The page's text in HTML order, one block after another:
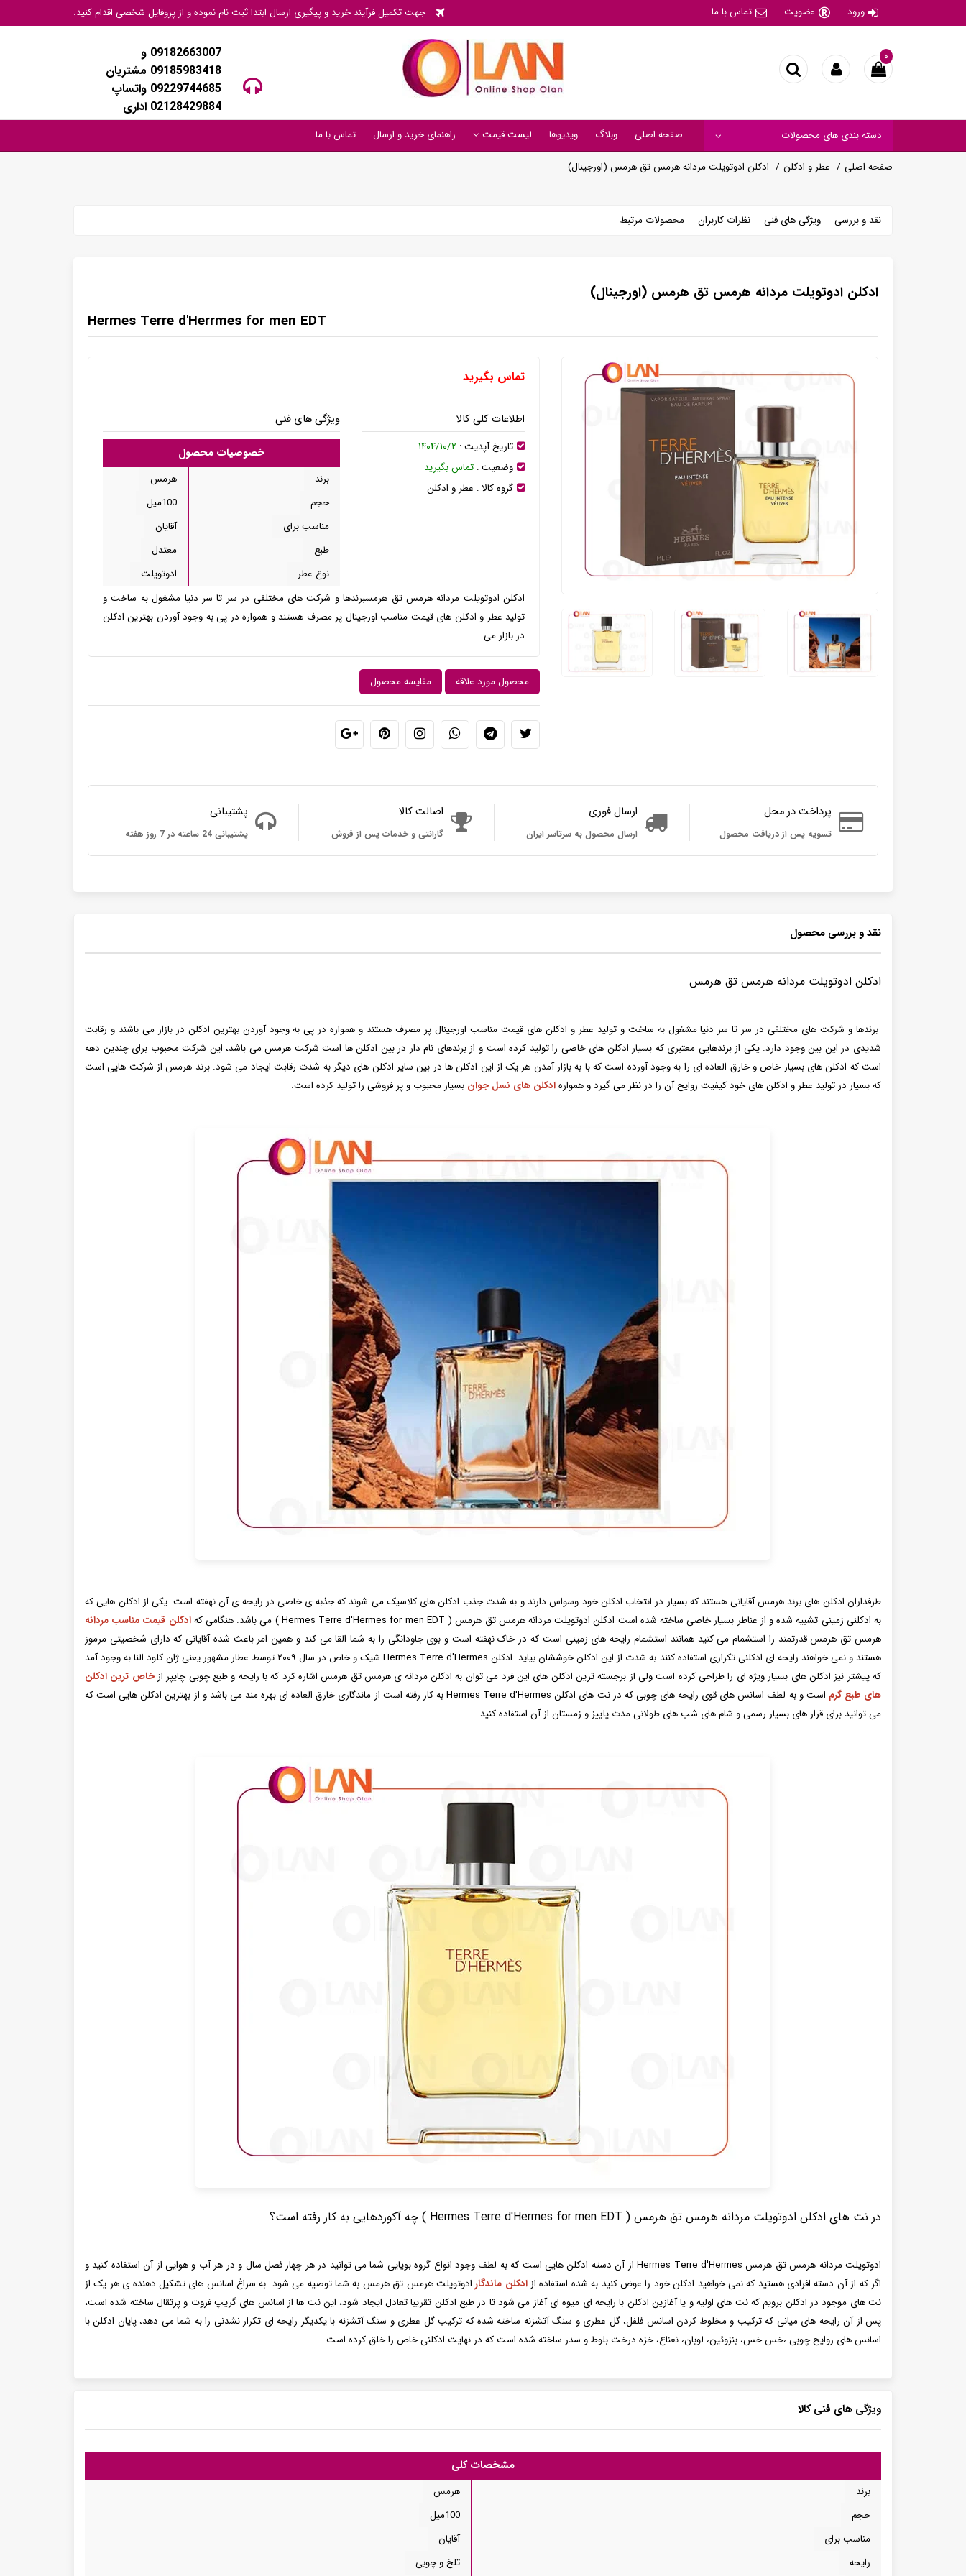
ورود عضویت تماس با ما جهت تکمیل فرآیند خرید و پیگیری ارسال ابتدا ثبت نام نموده و از پروفایل شخصی اقدام کنید.
09182663007 و
09185983418 مشتریان
09229744685 واتساپ
02128429884 اداری
۰
صفحه اصلی وبلاگ ویدیوها لیست قیمت راهنمای خرید و ارسال تماس با ما دسته بندی های محصولات
صفحه اصلی عطر و ادکلن ادکلن ادوتویلت مردانه هرمس تق هرمس (اورجینال)
نقد و بررسی ویژگی های فنی نظرات کاربران محصولات مرتبط
ادکلن ادوتویلت مردانه هرمس تق هرمس (اورجینال)
Hermes Terre d'Herrmes for men EDT
تماس بگیرید
اطلاعات کلی کالا
تاریخ آپدیت : ۱۴۰۴/۱۰/۲
وضعیت : تماس بگیرید
گروه کالا : عطر و ادکلن
ویژگی های فنی
خصوصیات محصول
برند
هرمس
حجم
100میل
مناسب برای
آقایان
طبع
معتدل
نوع عطر
ادوتویلت
ادکلن ادوتویلت مردانه هرمس تق هرمسبرندها و شرکت های مختلفی در سر تا سر دنیا مشغول به ساخت و
تولید عطر و ادکلن های قیمت مناسب اورجینال پر مصرف هستند و همواره در پی به وجود آوردن بهترین ادکلن
در بازار می
محصول مورد علاقه مقایسه محصول
پرداخت در محل
تسویه پس از دریافت محصول
ارسال فوری
ارسال محصول به سرتاسر ایران
اصالت کالا
گارانتی و خدمات پس از فروش
پشتیبانی
پشتیبانی 24 ساعته در 7 روز هفته
نقد و بررسی محصول
ادکلن ادوتویلت مردانه هرمس تق هرمس
برندها و شرکت های مختلفی در سر تا سر دنیا مشغول به ساخت و تولید عطر و ادکلن های قیمت مناسب اورجینال پر مصرف هستند و همواره در پی به وجود آوردن بهترین ادکلن در بازار می باشند و رقابت
شدیدی در این بین وجود دارد. یکی از برندهایی معتبری که بسیار ادکلن های خاصی را تولید کرده است و از برندهای نام دار در بین ادکلن ها است شرکت هرمس می باشد، این شرکت محبوب برای چندین دهه
است که ادکلن های بسیار خاص و خارق العاده ای را به وجود آورده است که با به بازار آمدن هر یک از این ادکلن ها در بین سایر ادکلن های دیگر به شدت رقابت ایجاد می شود. برند هرمس از شرکت هایی است
که بسیار در تولید عطر و ادکلن های خود کیفیت روایح آن را در نظر می گیرد و هموارهادکلن های نسل جوان بسیار محبوب و پر فروشی را تولید کرده است.
طرفداران ادکلن های برند هرمس آقایانی هستند که بسیار در انتخاب ادکلن خود وسواس دارند و به شدت جذب ادکلن های کلاسیک می شوند که جذبه ی خاصی در رایحه ی آن نهفته است. یکی از ادکلن هایی که
به ادکلنی زمینی تشبیه شده و از عناطر بسیار خاصی ساخته شده است ادکلن ادوتویلت مردانه هرمس تق هرمس ( Hermes Terre d'Hermes for men EDT ) می باشد. هنگامی که
ادکلن قیمت مناسب مردانه
هرمس تق هرمس قدرتمند را استشمام می کنید همانند استشمام رایحه های زمینی است که در خاک نهفته است و بوی جاودانگی را به شما القا می کند و همین امر باعث شده آقایانی که دارای شخصیتی مرموز
هستند و نمی خواهند رایحه ای ادکلنی تکراری استفاده کنند به شدت از این ادکلن خوششان بیاید. ادکلن Hermes Terre d'Hermes شیک و خاص در سال ۲۰۰۹ توسط عطار مشهور یعنی ژان کلود النا به وجود آمد
که پیشتر نیز ادکلن های بسیار ویژه ای را طراحی کرده است ولی از برجسته ترین ادکلن های این فرد می توان به ادکلن مردانه ی هرمس تق هرمس اشاره کرد که با رایحه و طبع چوبی چایپر ازخاص ترین ادکلن
های طبع گرم
است و به لطف اسانس های قوی رایحه های چوبی که در نت های ادکلن Hermes Terre d'Hermes به کار رفته است از ماندگاری خارق العاده ای بهره مند می باشد و از بهترین ادکلن هایی است که
می توانید برای قرار های بسیار رسمی و شام های شب های طولانی مدت پاییز و زمستان از آن استفاده کنید.
در نت های ادکلن ادوتویلت مردانه هرمس تق هرمس ( Hermes Terre d'Hermes for men EDT ) چه آکوردهایی به کار رفته است؟
ادوتویلت مردانه هرمس تق هرمس Hermes Terre d'Hermes از آن دسته ادکلن هایی است که به لطف وجود انواع گروه بویایی شما می توانید در هر چهار فصل سال و در هر آب و هوایی از آن استفاده کنید و
اگر که از آن دسته افرادی هستید که نمی خواهید ادکلن خود را عوض کنید به شده استفاده از ادکلن ماندگارادوتویلت هرمس تق هرمس به شما توصیه می شود. به سراغ اسانس های تشکیل دهنده ی هر یک از
نت های موجود در ادکلن برویم که نت های اولیه و یا آغازین ادکلن با رایحه ای میوه ای آغاز می شود تا در طبع ادکلن تقریبا تعادل ایجاد شود، این نت ها از اسانس های گریپ فروت و پرتقال ساخته شده است،
پس از آن رایحه های میانی که ترکیب و مخلوط کردن اسانس فلفل، گل عطری و سنگ آتشزنه ساخته شده که ترکیب گل عطری و سنگ آتشزنه با یکدیگر رایحه ای تکرار نشدنی را به شما می دهد، پایان ادکلن با
اسانس های روایح چوبی ،خس خس، بنزوئین، لوبان، نعناع، خزه درخت بلوط و سدر ساخته شده است که در نهایت ادکلنی خاص را خلق کرده است.
ویژگی های فنی کالا
مشخصات کلی
برند
هرمس
حجم
100میل
مناسب برای
آقایان
رایحه
تلخ و چوبی